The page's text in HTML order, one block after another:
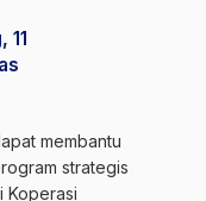
membantu
strategis
Koperasi